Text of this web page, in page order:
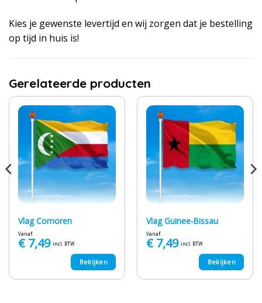
Kies je gewenste levertijd en wij zorgen dat je bestelling
op tijd in huis is!
Gerelateerde producten
Vlag Comoren
Vanaf:
€7,49 incl. BTW
Bekijken
Vlag Guinee-Bissau
Vanaf:
€7,49 incl. BTW
Bekijken